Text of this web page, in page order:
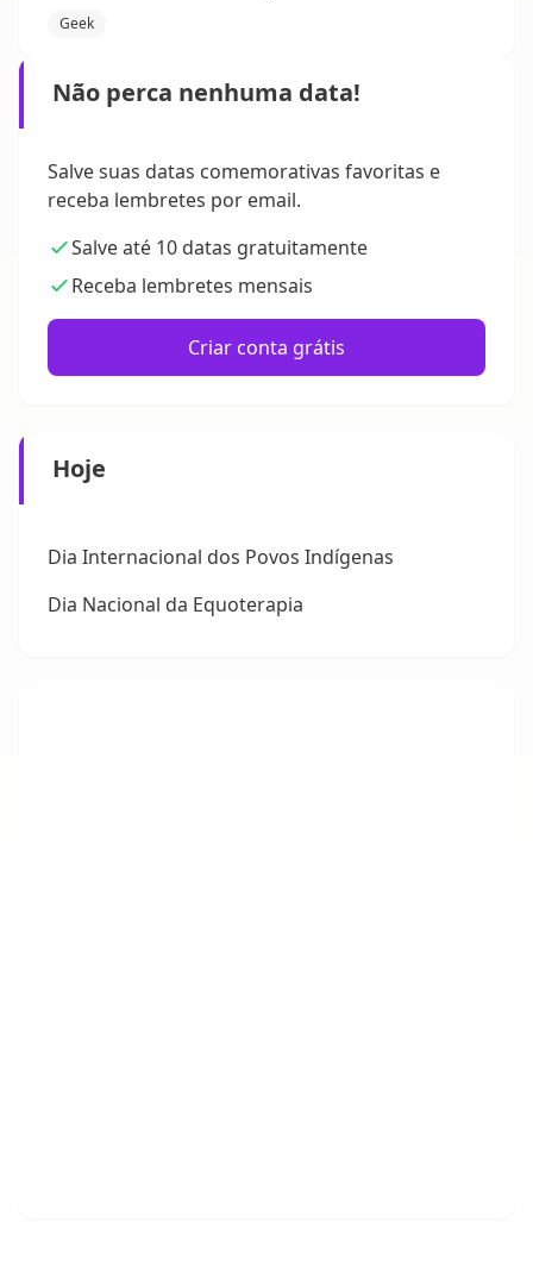
Geek
Não perca nenhuma data!
Salve suas datas comemorativas favoritas e
receba lembretes por email.
Salve até 10 datas gratuitamente
Receba lembretes mensais
Criar conta grátis
Hoje
Dia Internacional dos Povos Indígenas
Dia Nacional da Equoterapia